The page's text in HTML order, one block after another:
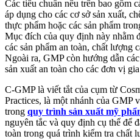
Các tiêu chuẩn nêu trên bao gồm
áp dụng cho các cơ sở sản xuất,
thực phẩm hoặc các sản phẩm
Mục đích của quy định này nhằm
các sản phẩm an toàn, chất lượng
Ngoài ra, GMP còn hướng dẫn
sản xuất an toàn cho các đơn vị
C-GMP là viết tắt của cụm từ
Practices, là một nhánh của GMP
trong quy trình sản xuất mỹ
nguyên tắc và quy định cụ thể để
toàn trong quá trình kiểm tra chất